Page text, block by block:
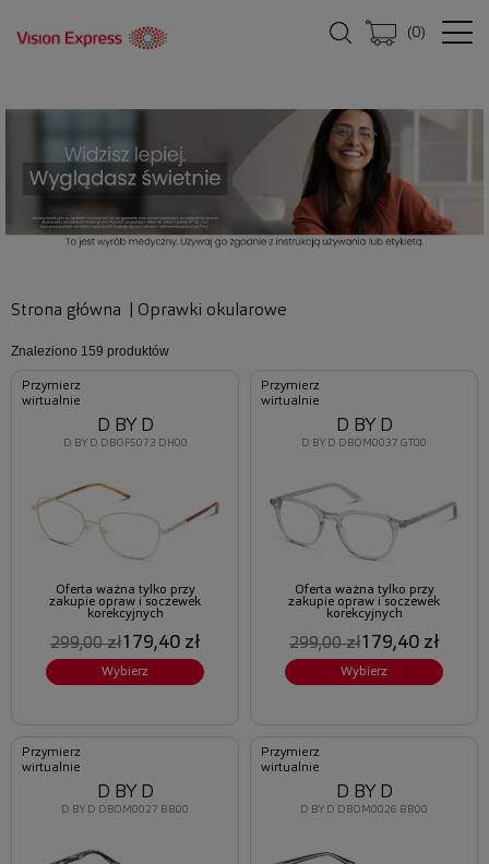
(0)
Strona główna Oprawki okularowe
Znaleziono 159 produktów
Przymierz
wirtualnie
D BY D DBOF5073 DH00
D BY D
Oferta ważna tylko przy
zakupie opraw i soczewek
korekcyjnych
299,00 zł179,40 zł
Wybierz
Przymierz
wirtualnie
D BY D DBOM0037 GT00
D BY D
Oferta ważna tylko przy
zakupie opraw i soczewek
korekcyjnych
299,00 zł179,40 zł
Wybierz
Przymierz
wirtualnie
D BY D DBOM0027 BB00
D BY D
Przymierz
wirtualnie
D BY D DBOM0026 BB00
D BY D